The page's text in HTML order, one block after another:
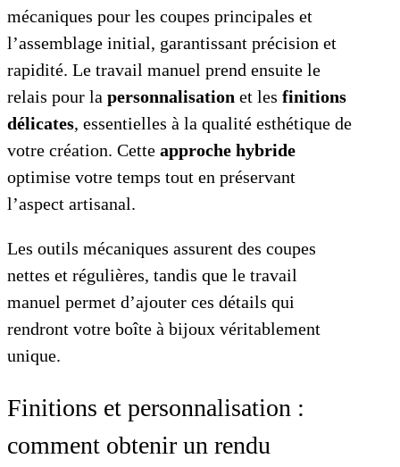
mécaniques pour les coupes principales et
l’assemblage initial, garantissant précision et
rapidité. Le travail manuel prend ensuite le
relais pour la personnalisation et les finitions
délicates, essentielles à la qualité esthétique de
votre création. Cette approche hybride
optimise votre temps tout en préservant
l’aspect artisanal.
Les outils mécaniques assurent des coupes
nettes et régulières, tandis que le travail
manuel permet d’ajouter ces détails qui
rendront votre boîte à bijoux véritablement
unique.
Finitions et personnalisation :
comment obtenir un rendu